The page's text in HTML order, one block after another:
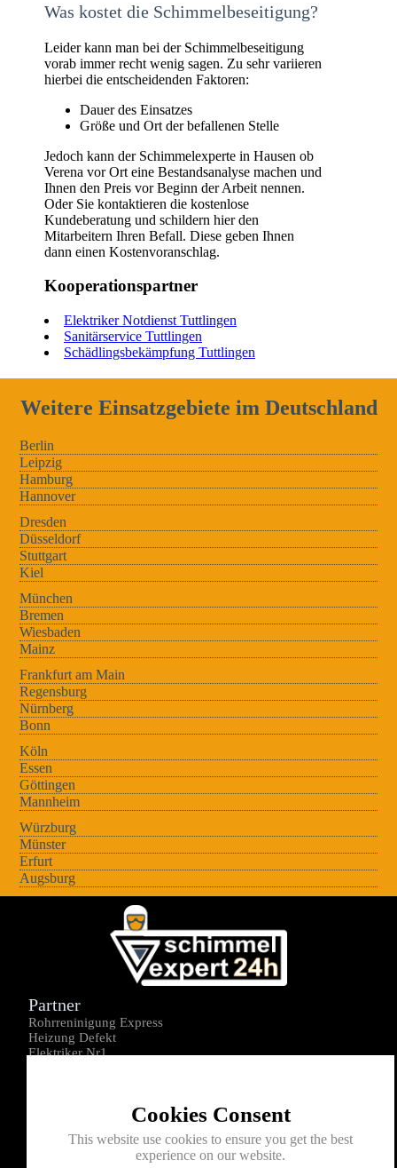
Was kostet die Schimmelbeseitigung?
Leider kann man bei der Schimmelbeseitigung
vorab immer recht wenig sagen. Zu sehr variieren
hierbei die entscheidenden Faktoren:
Dauer des Einsatzes
Größe und Ort der befallenen Stelle
Jedoch kann der Schimmelexperte in Hausen ob
Verena vor Ort eine Bestandsanalyse machen und
Ihnen den Preis vor Beginn der Arbeit nennen.
Oder Sie kontaktieren die kostenlose
Kundeberatung und schildern hier den
Mitarbeitern Ihren Befall. Diese geben Ihnen
dann einen Kostenvoranschlag.
Kooperationspartner
Elektriker Notdienst Tuttlingen
Sanitärservice Tuttlingen
Schädlingsbekämpfung Tuttlingen
Weitere Einsatzgebiete im Deutschland
Berlin
Leipzig
Hamburg
Hannover
Dresden
Düsseldorf
Stuttgart
Kiel
München
Bremen
Wiesbaden
Mainz
Frankfurt am Main
Regensburg
Nürnberg
Bonn
Köln
Essen
Göttingen
Mannheim
Würzburg
Münster
Erfurt
Augsburg
Cookies Consent
This website use cookies to ensure you get the best
experience on our website.
Partner
Rohrreninigung Express
Heizung Defekt
Elektriker Nr1
Kontakt